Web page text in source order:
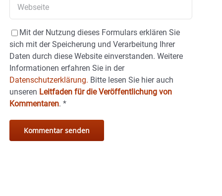
Mit der Nutzung dieses Formulars erklären Sie
sich mit der Speicherung und Verarbeitung Ihrer
Daten durch diese Website einverstanden. Weitere
Informationen erfahren Sie in der
Datenschutzerklärung. Bitte lesen Sie hier auch
unseren Leitfaden für die Veröffentlichung von
Kommentaren. *